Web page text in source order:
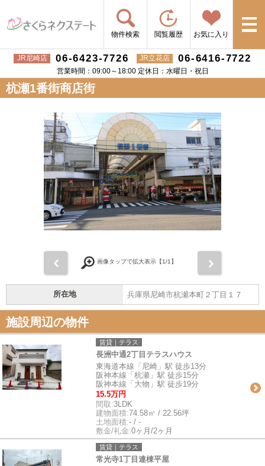
物件検索 閲覧履歴 お気に入り
JR尼崎店 06-6423-7726 JR立花店 06-6416-7722
営業時間：09:00～18:00 定休日：水曜日・祝日
杭瀬1番街商店街
画像タップで拡大表示【1/1】
所在地 兵庫県尼崎市杭瀬本町２丁目１７
施設周辺の物件
賃貸｜テラス
長洲中通2丁目テラスハウス
東海道本線「尼崎」駅 徒歩13分
阪神本線「杭瀬」駅 徒歩15分
阪神本線「大物」駅 徒歩19分
15.5万円
間取:3LDK
建物面積:74.58㎡ / 22.56坪
土地面積:- / -
敷金/礼金:0ヶ月/2ヶ月
賃貸｜テラス
常光寺1丁目連棟平屋